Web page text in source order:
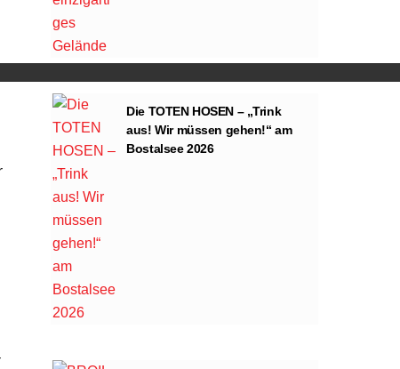
von YouTube.
Die TOTEN HOSEN – „Trink
aus! Wir müssen gehen!“ am
Bostalsee 2026